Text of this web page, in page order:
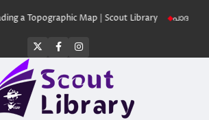
Map | Scout Library പാദമുദ്രകൾ വിടരുത്
Twitter
FacebookInstagram